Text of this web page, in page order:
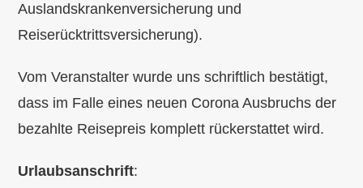
Auslandskrankenversicherung und
Reiserücktrittsversicherung).
Vom Veranstalter wurde uns schriftlich bestätigt,
dass im Falle eines neuen Corona Ausbruchs der
bezahlte Reisepreis komplett rückerstattet wird.
Urlaubsanschrift: